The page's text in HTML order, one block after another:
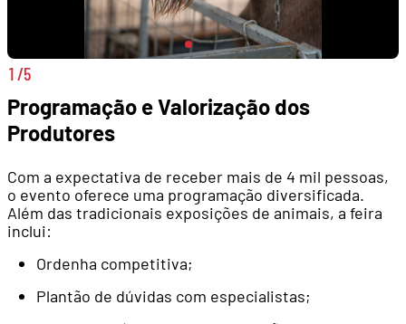
1/5
Programação e Valorização dos
Produtores
Com a expectativa de receber mais de 4 mil pessoas,
o evento oferece uma programação diversificada.
Além das tradicionais exposições de animais, a feira
inclui:
Ordenha competitiva;
Plantão de dúvidas com especialistas;